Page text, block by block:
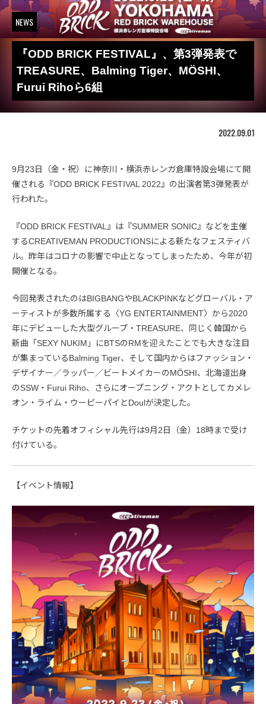
NEWS
『ODD BRICK FESTIVAL』、第3弾発表で
TREASURE、Balming Tiger、MÖSHI、
Furui Rihoら6組
2022.09.01
9月23日（金・祝）に神奈川・横浜赤レンガ倉庫特設会場にて開
催される『ODD BRICK FESTIVAL 2022』の出演者第3弾発表が
行われた。
『ODD BRICK FESTIVAL』は『SUMMER SONIC』などを主催
するCREATIVEMAN PRODUCTIONSによる新たなフェスティバ
ル。昨年はコロナの影響で中止となってしまったため、今年が初
開催となる。
今回発表されたのはBIGBANGやBLACKPINKなどグローバル・ア
ーティストが多数所属する〈YG ENTERTAINMENT〉から2020
年にデビューした大型グループ・TREASURE、同じく韓国から
新曲「SEXY NUKIM」にBTSのRMを迎えたことでも大きな注目
が集まっているBalming Tiger、そして国内からはファッション・
デザイナー／ラッパー／ビートメイカーのMÖSHI、北海道出身
のSSW・Furui Riho、さらにオープニング・アクトとしてカメレ
オン・ライム・ウーピーパイとDoulが決定した。
チケットの先着オフィシャル先行は9月2日（金）18時まで受け
付けている。
【イベント情報】